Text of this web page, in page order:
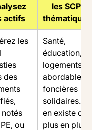
actifs
les SCPI
thématiques
les
des
notés
ou
Santé,
éducation,
logements
abordables,
foncières
solidaires... Il
en existe de
plus en plus.